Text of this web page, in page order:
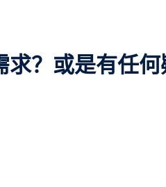
？或是有任